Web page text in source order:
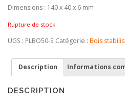
Dimensions : 140 x 40 x 6 mm
Rupture de stock
UGS : PLBO50-S Catégorie : Bois
Description Informations
DESCRIPTION